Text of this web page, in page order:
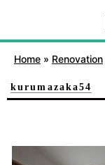
Home » Renovation
kurumazaka54